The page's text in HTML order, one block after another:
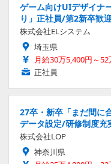
ゲーム向けUIデザイナ
り」正社員/第2新卒歓
株式会社ELシステム
埼玉県
月給30万5,400円～52
正社員
27卒・新卒「まだ間に
データ設定/研修制度充
株式会社LOP
神奈川県